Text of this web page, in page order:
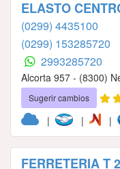
ELASTO
(0299) 4435100
(0299) 153285720
2993285720
Alcorta 957 - (8300)
Sugerir cambios
| | |
FERRETERIA T